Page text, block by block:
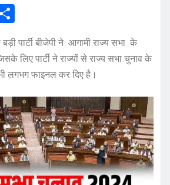
h
a
re
पार्टी बीजेपी ने आगामी राज्य सभा के
लिए पार्टी ने राज्यों से राज्य सभा चुनाव के
लगभग फाइनल कर दिए है।